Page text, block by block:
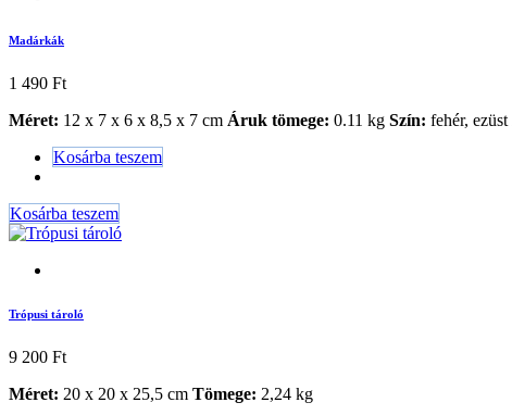
Madárkák
1 490 Ft
Méret: 12 x 7 x 6 x 8,5 x 7 cm Áruk tömege: 0.11 kg Szín: fehér, ezüst
Kosárba teszem
Kosárba teszem
Trópusi tároló
9 200 Ft
Méret: 20 x 20 x 25,5 cm Tömege: 2,24 kg